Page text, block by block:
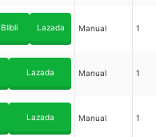
Blibli Lazada Manual 1
Lazada Manual 1
Lazada Manual 1